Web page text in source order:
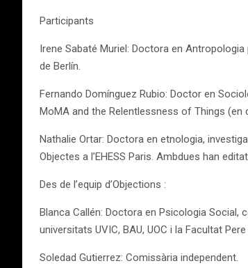
Participants
Irene Sabaté Muriel: Doctora en
de Berlín.
Fernando Domínguez Rubio: Doctor en
MoMA and the Relentlessness of Things (en
Nathalie Ortar: Doctora en etnologia,
Objectes a l’EHESS Paris. Ambdues han
Des de l’equip d’Objections :
Blanca Callén: Doctora en Psicologia Social,
universitats UVIC, BAU, UOC i la Facultat
Soledad Gutierrez: Comissària independent.